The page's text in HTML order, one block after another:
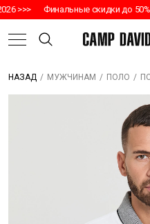
>>> Финальные скидки до
НАЗАД / МУЖЧИНАМ / ПОЛО /